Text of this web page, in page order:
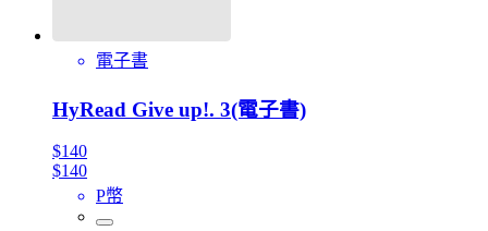
電子書
HyRead Give up!. 3(電子書)
$140
$140
P幣